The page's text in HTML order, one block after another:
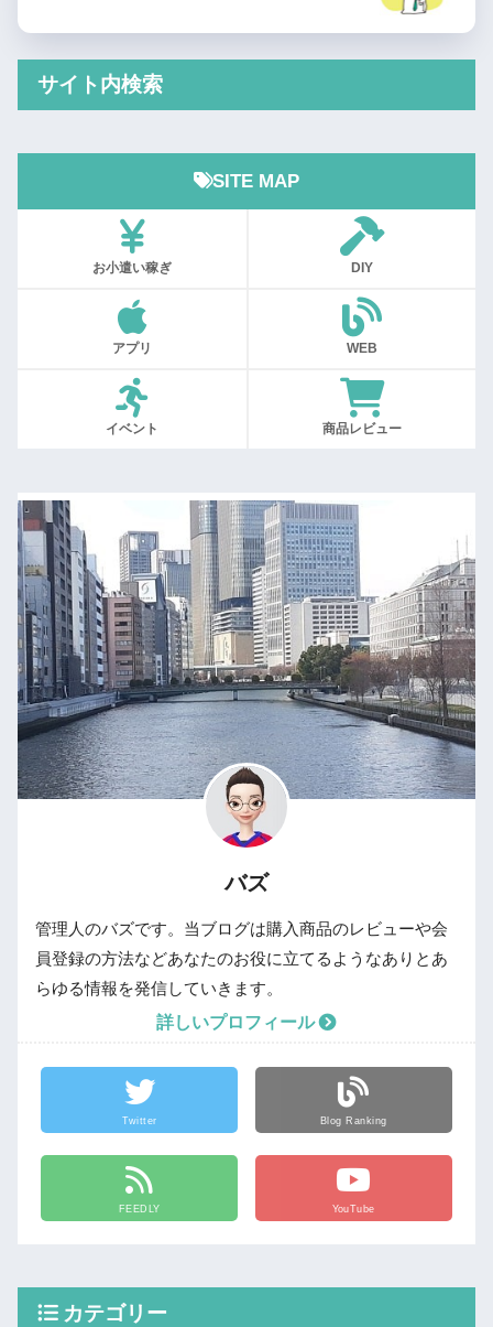
サイト内検索
SITE MAP
お小遣い稼ぎ DIY
アプリ WEB
イベント 商品レビュー
バズ
管理人のバズです。当ブログは購入商品のレビューや会
員登録の方法などあなたのお役に立てるようなありとあ
らゆる情報を発信していきます。
詳しいプロフィール
Twitter Blog Ranking
FEEDLY YouTube
カテゴリー